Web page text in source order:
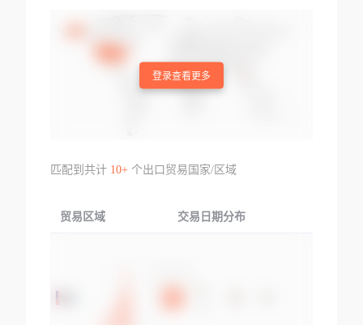
登录查看更多
匹配到共计 10+个出口贸易国家/区域
贸易区域 交易日期分布